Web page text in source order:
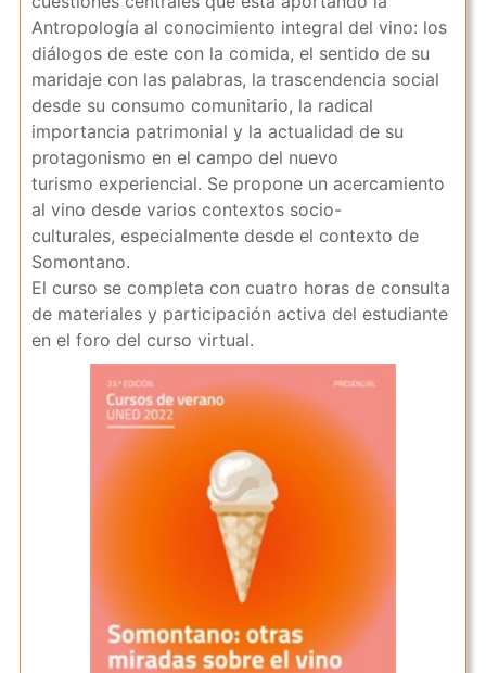
Antropología al conocimiento integral del vino: los
diálogos de este con la comida, el sentido de su
maridaje con las palabras, la trascendencia social
desde su consumo comunitario, la radical
importancia patrimonial y la actualidad de su
protagonismo en el campo del nuevo
turismo experiencial. Se propone un acercamiento
al vino desde varios contextos socio-
culturales, especialmente desde el contexto de
Somontano.
El curso se completa con cuatro horas de consulta
de materiales y participación activa del estudiante
en el foro del curso virtual.